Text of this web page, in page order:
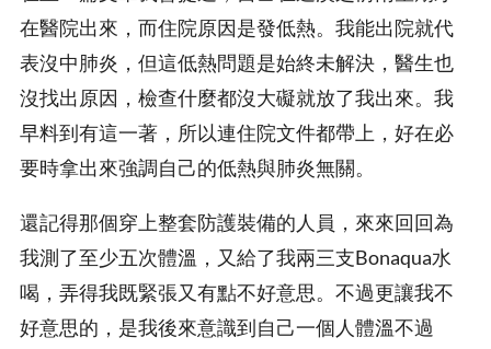
在醫院出來，而住院原因是發低熱。我能出院就代
表沒中肺炎，但這低熱問題是始終未解決，醫生也
沒找出原因，檢查什麼都沒大礙就放了我出來。我
早料到有這一著，所以連住院文件都帶上，好在必
要時拿出來強調自己的低熱與肺炎無關。
還記得那個穿上整套防護裝備的人員，來來回回為
我測了至少五次體溫，又給了我兩三支Bonaqua水
喝，弄得我既緊張又有點不好意思。不過更讓我不
好意思的，是我後來意識到自己一個人體溫不過